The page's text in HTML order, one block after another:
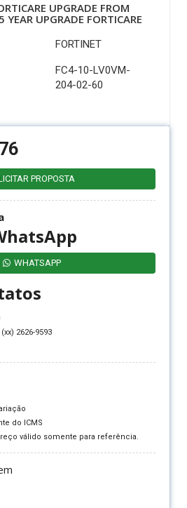
UPGRADE FROM
YEAR UPGRADE FORTICARE
FORTINET
FC4-10-LV0VM-
204-02-60
PROPOSTA
WHATSAPP
2626-9593
do ICMS
válido somente para referência.